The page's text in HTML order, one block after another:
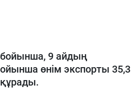
9 айдың
өнім экспорты 35,3